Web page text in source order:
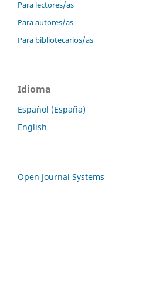
Para lectores/as
Para autores/as
Para bibliotecarios/as
Idioma
Español (España)
English
Open Journal Systems